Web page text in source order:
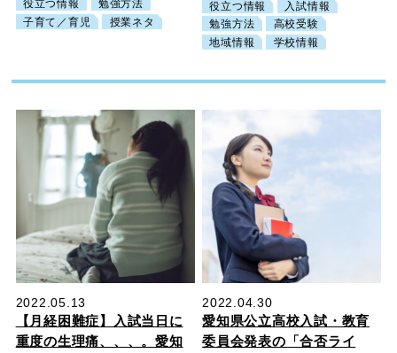
役立つ情報
勉強方法
子育て／育児
授業ネタ
役立つ情報
入試情報
勉強方法
高校受験
地域情報
学校情報
2022.05.13
【月経困難症】入試当日に
重度の生理痛、、、。愛知
2022.04.30
愛知県公立高校入試・教育
委員会発表の「合否ライ